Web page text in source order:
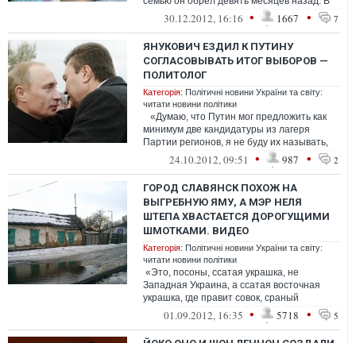
двуязычной семье Кэри (п...
30.12.2012, 16:16 • 1667 • 7
ЯНУКОВИЧ ЕЗДИЛ К ПУТИНУ
СОГЛАСОВЫВАТЬ ИТОГ ВЫБОРОВ —
ПОЛИТОЛОГ
Категорія: Політичні новини України та світу:
читати новини політики
«Думаю, что Путин мог предложить как
минимум две кандидатуры из лагеря
Партии регионов, я не буду их называть,
но они не устраивают Яну...
24.10.2012, 09:51 • 987 • 2
ГОРОД СЛАВЯНСК ПОХОЖ НА
ВЫГРЕБНУЮ ЯМУ, А МЭР НЕЛЯ
ШТЕПА ХВАСТАЕТСЯ ДОРОГУЩИМИ
ШМОТКАМИ. ВИДЕО
Категорія: Політичні новини України та світу:
читати новини політики
«Это, посоны, ссатая украшка, не
Западная Украина, а ссатая восточная
украшка, где правит совок, сраный
боткосный п*дарас и марионеточная
01.09.2012, 16:35 • 5718 • 5